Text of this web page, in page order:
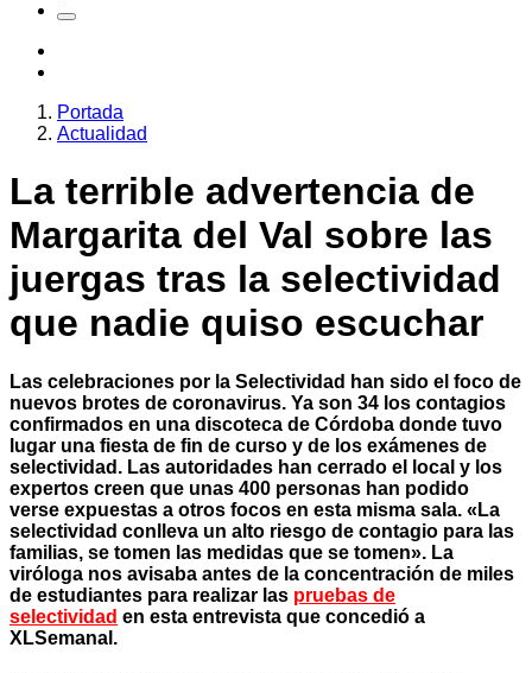
Portada
Actualidad
La terrible advertencia de
Margarita del Val sobre las
juergas tras la selectividad
que nadie quiso escuchar
Las celebraciones por la Selectividad han sido el foco de
nuevos brotes de coronavirus. Ya son 34 los contagios
confirmados en una discoteca de Córdoba donde tuvo
lugar una fiesta de fin de curso y de los exámenes de
selectividad. Las autoridades han cerrado el local y los
expertos creen que unas 400 personas han podido
verse expuestas a otros focos en esta misma sala. «La
selectividad conlleva un alto riesgo de contagio para las
familias, se tomen las medidas que se tomen». La
viróloga nos avisaba antes de la concentración de miles
de estudiantes para realizar las pruebas de
selectividad en esta entrevista que concedió a
XLSemanal.